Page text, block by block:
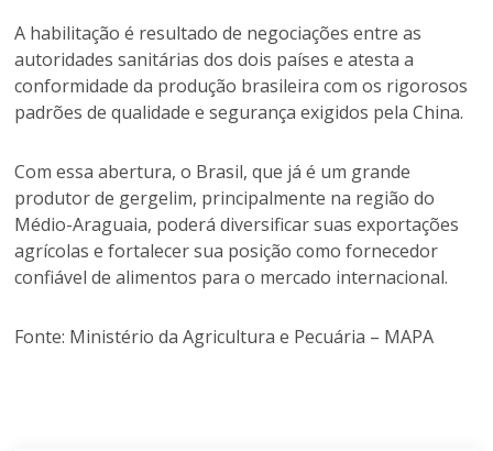
A habilitação é resultado de negociações entre as
autoridades sanitárias dos dois países e atesta a
conformidade da produção brasileira com os rigorosos
padrões de qualidade e segurança exigidos pela China.
Com essa abertura, o Brasil, que já é um grande
produtor de gergelim, principalmente na região do
Médio-Araguaia, poderá diversificar suas exportações
agrícolas e fortalecer sua posição como fornecedor
confiável de alimentos para o mercado internacional.
Fonte: Ministério da Agricultura e Pecuária – MAPA